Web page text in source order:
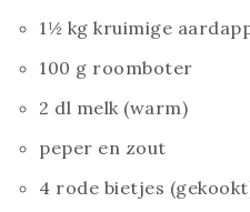
1½ kg kruimige
100 g roomboter
2 dl melk (warm)
peper en zout
4 rode bietjes